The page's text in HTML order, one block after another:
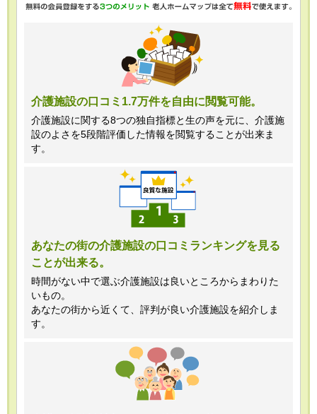
最適なご回答ができない場合がありま
・当ホームページではご利用状況の統計
調査のためクッキー等を用いております
が、これによる個人情報の取得、利用は
行っておりません。
株式会社クリエイターズネクスト個人情
報保護管理者 窪田望
TEL:0120-21-7070
（受付時間 10時～19時 土日祝日除
く・営業のお電話はお断りいたします）
介護施設の口コミ1.7万件を自由に閲覧可能。
介護施設に関する8つの独自指標と生の声を元に、介護施
設のよさを5段階評価した情報を閲覧することが出来ま
す。
あなたの街の介護施設の口コミランキングを見る
ことが出来る。
時間がない中で選ぶ介護施設は良いところからまわりた
いもの。
あなたの街から近くて、評判が良い介護施設を紹介しま
す。